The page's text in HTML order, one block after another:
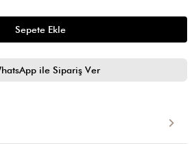
ile Sipariş Ver